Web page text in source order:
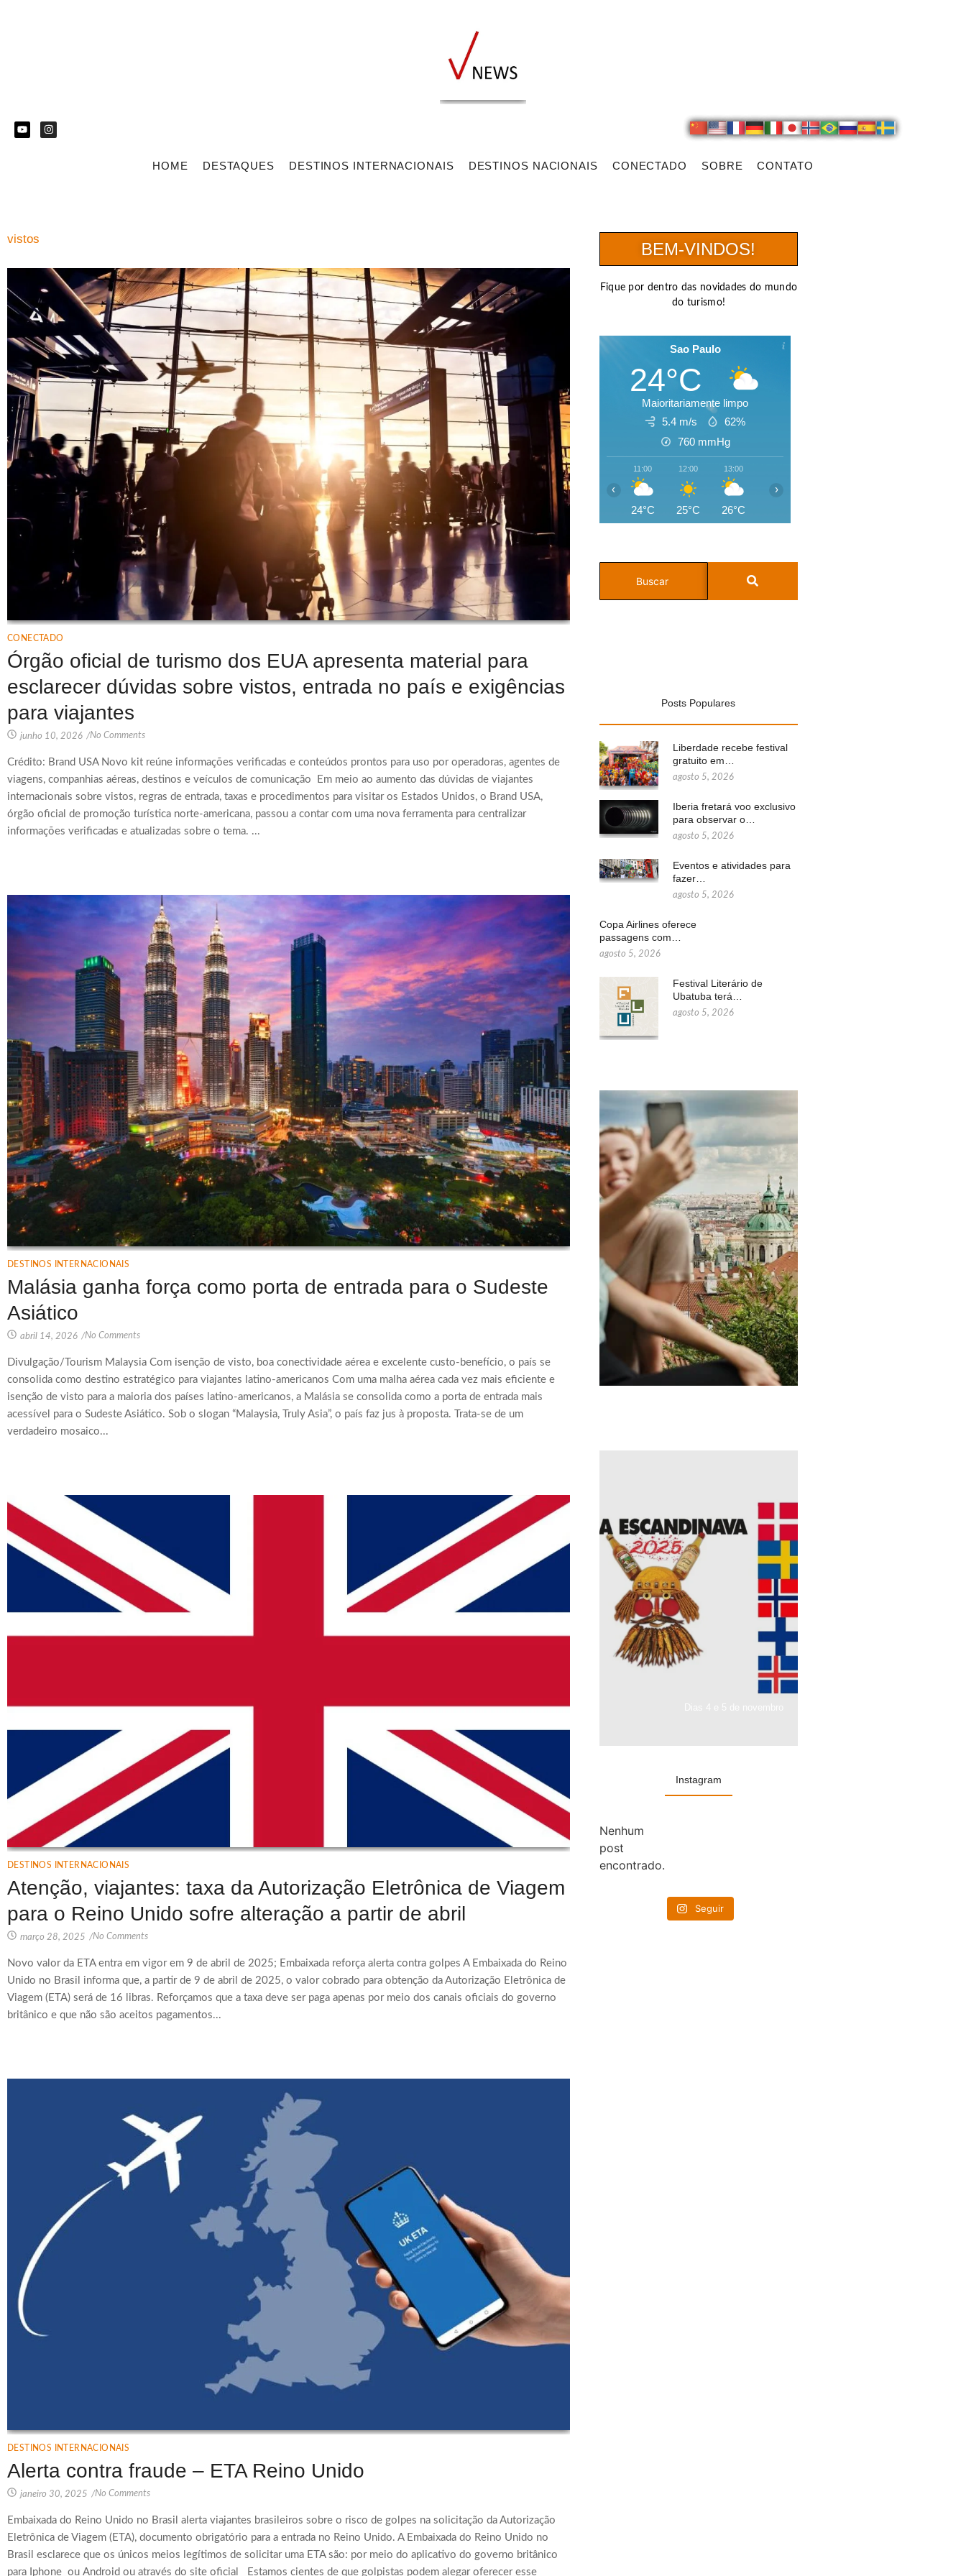
HOME DESTAQUES DESTINOS INTERNACIONAIS DESTINOS NACIONAIS CONECTADO SOBRE CONTATO
vistos
CONECTADO
Órgão oficial de turismo dos EUA apresenta material para
esclarecer dúvidas sobre vistos, entrada no país e exigências
para viajantes
junho 10, 2026 /No Comments
Crédito: Brand USA Novo kit reúne informações verificadas e conteúdos prontos para uso por operadoras, agentes de
viagens, companhias aéreas, destinos e veículos de comunicação Em meio ao aumento das dúvidas de viajantes
internacionais sobre vistos, regras de entrada, taxas e procedimentos para visitar os Estados Unidos, o Brand USA,
órgão oficial de promoção turística norte-americana, passou a contar com uma nova ferramenta para centralizar
informações verificadas e atualizadas sobre o tema. ...
DESTINOS INTERNACIONAIS
Malásia ganha força como porta de entrada para o Sudeste
Asiático
abril 14, 2026 /No Comments
Divulgação/Tourism Malaysia Com isenção de visto, boa conectividade aérea e excelente custo-benefício, o país se
consolida como destino estratégico para viajantes latino-americanos Com uma malha aérea cada vez mais eficiente e
isenção de visto para a maioria dos países latino-americanos, a Malásia se consolida como a porta de entrada mais
acessível para o Sudeste Asiático. Sob o slogan “Malaysia, Truly Asia”, o país faz jus à proposta. Trata-se de um
verdadeiro mosaico...
DESTINOS INTERNACIONAIS
Atenção, viajantes: taxa da Autorização Eletrônica de Viagem
para o Reino Unido sofre alteração a partir de abril
março 28, 2025 /No Comments
Novo valor da ETA entra em vigor em 9 de abril de 2025; Embaixada reforça alerta contra golpes A Embaixada do Reino
Unido no Brasil informa que, a partir de 9 de abril de 2025, o valor cobrado para obtenção da Autorização Eletrônica de
Viagem (ETA) será de 16 libras. Reforçamos que a taxa deve ser paga apenas por meio dos canais oficiais do governo
britânico e que não são aceitos pagamentos...
DESTINOS INTERNACIONAIS
Alerta contra fraude – ETA Reino Unido
janeiro 30, 2025 /No Comments
Embaixada do Reino Unido no Brasil alerta viajantes brasileiros sobre o risco de golpes na solicitação da Autorização
Eletrônica de Viagem (ETA), documento obrigatório para a entrada no Reino Unido. A Embaixada do Reino Unido no
Brasil esclarece que os únicos meios legítimos de solicitar uma ETA são: por meio do aplicativo do governo britânico
para Iphone ou Android ou através do site oficial Estamos cientes de que golpistas podem alegar oferecer esse
BEM-VINDOS!
Fique por dentro das novidades do mundo
do turismo!
Sao Paulo
24°C
Maioritariamente limpo
5.4 m/s
62%
760 mmHg
11:00
24°C
12:00
25°C
13:00
26°C
‹ ›
Posts Populares
Liberdade recebe festival
gratuito em…
agosto 5, 2026
Iberia fretará voo exclusivo
para observar o…
agosto 5, 2026
Eventos e atividades para
fazer…
agosto 5, 2026
Copa Airlines oferece
passagens com…
agosto 5, 2026
Festival Literário de
Ubatuba terá…
agosto 5, 2026
Instagram
Nenhum
post
encontrado.
Seguir